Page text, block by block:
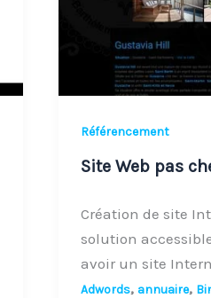
Référencement
Site Web pas
Création de site
solution
avoir un site
Adwords,annuaire,